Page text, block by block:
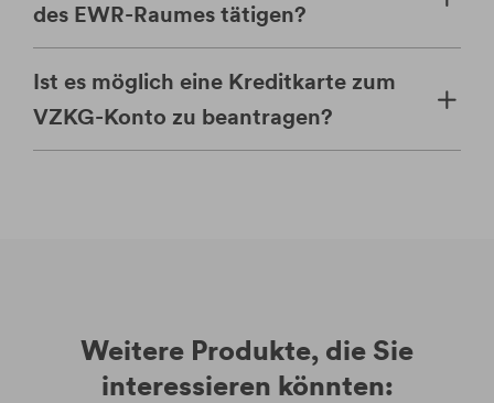
des EWR-Raumes tätigen?
Ist es möglich eine Kreditkarte zum
VZKG-Konto zu beantragen?
Weitere Produkte, die Sie
interessieren könnten: